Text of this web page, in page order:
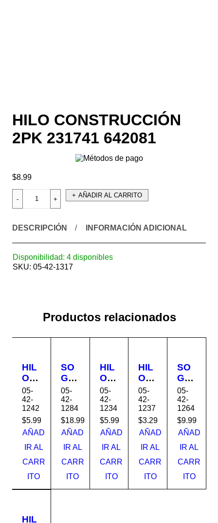
HILO CONSTRUCCIÓN
2PK 231741 642081
$8.99
AÑADIR AL CARRITO
DESCRIPCIÓN INFORMACIÓN ADICIONAL
Disponibilidad: 4 disponibles
SKU: 05-42-1317
Productos relacionados
HIL
O
CO
NT
RU
CCI
ÓN
18X
525'
642
551
05-
42-
1242
$5.99
AÑAD
IR AL
CARR
ITO
SO
GA
3/8x
15'
642
311
231
584
05-
42-
1284
$18.99
AÑAD
IR AL
CARR
ITO
HIL
O
CO
NT
RU
CCI
ÓN
18X
525'
642
561
05-
42-
1234
$5.99
AÑAD
IR AL
CARR
ITO
HIL
O
CO
NS
TR
UC
CIÓ
N
24X
185'
642
05-
42-
1237
$3.29
AÑAD
IR AL
CARR
ITO
SO
GA
7/32
x50'
644
001
231
492
05-
42-
1264
$9.99
AÑAD
IR AL
CARR
ITO
HIL